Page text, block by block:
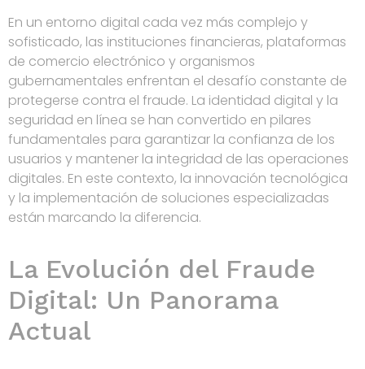
En un entorno digital cada vez más complejo y
sofisticado, las instituciones financieras, plataformas
de comercio electrónico y organismos
gubernamentales enfrentan el desafío constante de
protegerse contra el fraude. La identidad digital y la
seguridad en línea se han convertido en pilares
fundamentales para garantizar la confianza de los
usuarios y mantener la integridad de las operaciones
digitales. En este contexto, la innovación tecnológica
y la implementación de soluciones especializadas
están marcando la diferencia.
La Evolución del Fraude
Digital: Un Panorama
Actual